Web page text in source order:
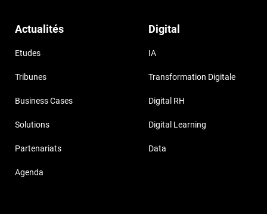
Actualités
Etudes
Tribunes
Business Cases
Solutions
Partenariats
Agenda
Digital
IA
Transformation Digitale
Digital RH
Digital Learning
Data